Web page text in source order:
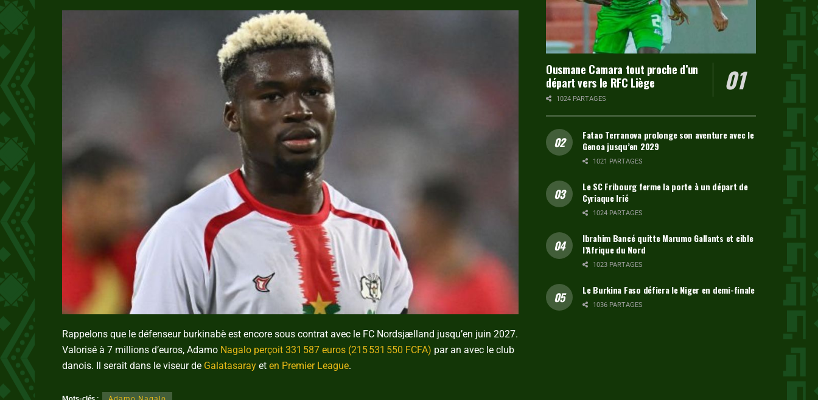
Rappelons que le défenseur burkinabè est encore sous contrat avec le FC Nordsjælland jusqu’en juin 2027.
Valorisé à 7 millions d’euros, Adamo Nagalo perçoit 331 587 euros (215 531 550 FCFA) par an avec le club
danois. Il serait dans le viseur de Galatasaray et en Premier League.
Ousmane Camara tout proche d’un
départ vers le RFC Liège
1024 PARTAGES
Fatao Terranova prolonge son aventure avec le
Genoa jusqu’en 2029
1021 PARTAGES
Le SC Fribourg ferme la porte à un départ de
Cyriaque Irié
1024 PARTAGES
Ibrahim Bancé quitte Marumo Gallants et cible
l’Afrique du Nord
1023 PARTAGES
Le Burkina Faso défiera le Niger en demi-finale
1036 PARTAGES